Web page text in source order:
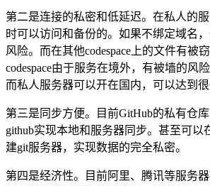
第二是连接的私密和低延迟。在私人的
时可以访问和备份的。如果不绑定域名
风险。而在其他codespace上的文件有被
codespace由于服务在境外，有被墙的风
而私人服务器可以开在国内，可以达到很
第三是同步方便。目前GitHub的私有仓
github实现本地和服务器同步。甚至可以
建git服务器，实现数据的完全私密。
第四是经济性。目前阿里、腾讯等服务